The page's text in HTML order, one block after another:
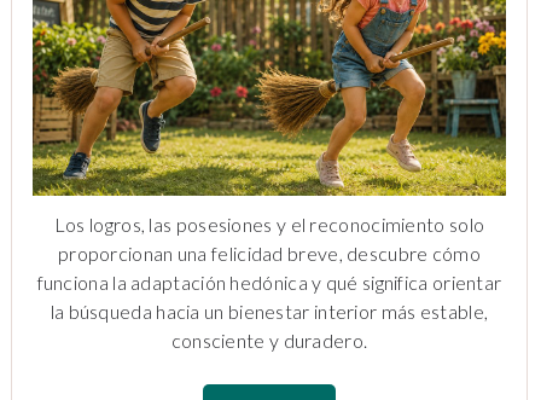
Los logros, las posesiones y el reconocimiento solo
proporcionan una felicidad breve, descubre cómo
funciona la adaptación hedónica y qué significa orientar
la búsqueda hacia un bienestar interior más estable,
consciente y duradero.